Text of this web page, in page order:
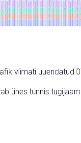
viimati uuendatud
ühes tunnis